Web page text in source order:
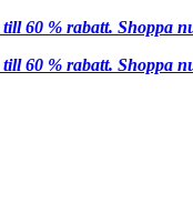
60 % rabatt. Shoppa
60 % rabatt. Shoppa